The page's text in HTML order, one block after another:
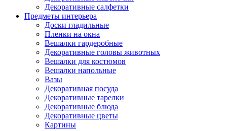
Декоративные салфетки
Предметы интерьера
Доски гладильные
Пленки на окна
Вешалки гардеробные
Декоративные головы животных
Вешалки для костюмов
Вешалки напольные
Вазы
Декоративная посуда
Декоративные тарелки
Декоративные блюда
Декоративные цветы
Картины